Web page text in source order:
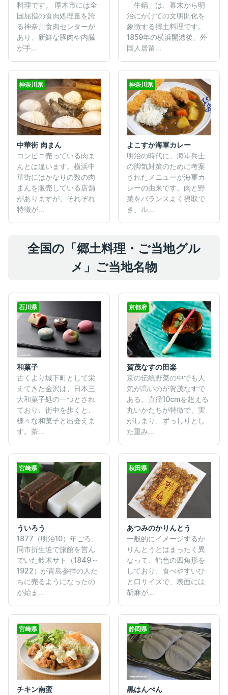
料理です。 厚木市には全
国屈指の食肉処理量を誇
る神奈川食肉センターが
あり、新鮮な豚肉や内臓
が手...
「牛鍋」は、幕末から明
治にかけての文明開化を
象徴する郷土料理です。
1859年の横浜開港後、外
国人居留...
神奈川県
中華街 肉まん
コンビニ売っている肉ま
んとは違います。横浜中
華街にはかなりの数の肉
まんを販売している店舗
がありますが、それぞれ
特徴が...
神奈川県
よこすか海軍カレー
明治の時代に、海軍兵士
の脚気対策のために考案
されたメニューが海軍カ
レーの由来です。肉と野
菜をバランスよく摂取で
き、ル...
全国の「郷土料理・ご当地グル
メ」ご当地名物
石川県
和菓子
古くより城下町として栄
えてきた金沢は、日本三
大和菓子処の一つとされ
ており、街中を歩くと、
様々な和菓子と出会えま
す。茶...
京都府
賀茂なすの田楽
京の伝統野菜の中でも人
気が高いのが賀茂なすで
ある。直径10cmを超える
丸いかたちが特徴で、実
がしまり、ずっしりとし
た重み...
宮崎県
ういろう
1877（明治10）年ごろ、
同市折生迫で旅館を営ん
でいた鈴木サト（1849～
1922）が青島参拝の人た
ちに売るようになったの
が始ま...
秋田県
あつみのかりんとう
一般的にイメージするか
りんとうとはまったく異
なって、飴色の四角形を
しており、食べやすいひ
と口サイズで、表面には
胡麻が...
宮崎県
チキン南蛮
静岡県
黒はんぺん